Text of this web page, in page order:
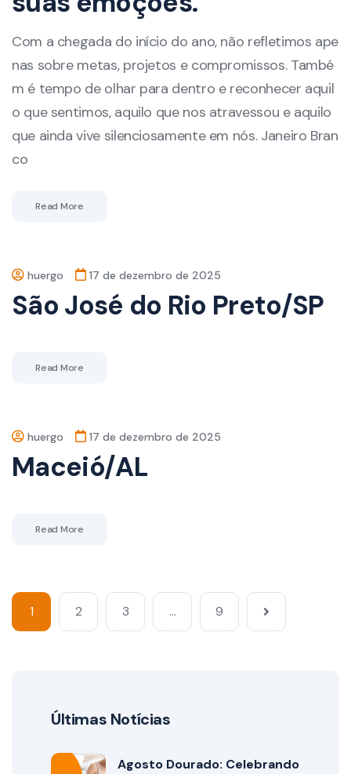
Com a chegada do início do ano, não refletimos ape
nas sobre metas, projetos e compromissos. També
m é tempo de olhar para dentro e reconhecer aquil
o que sentimos, aquilo que nos atravessou e aquilo
que ainda vive silenciosamente em nós. Janeiro Bran
co
Read More
huergo 17 de dezembro de 2025
São José do Rio Preto/SP
Read More
huergo 17 de dezembro de 2025
Maceió/AL
Read More
1 2 3 … 9
Últimas Notícias
Agosto Dourado: Celebrando